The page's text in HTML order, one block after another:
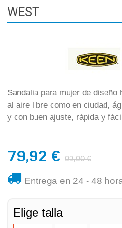
WEST
Sandalia para mujer de diseño
al aire libre como en ciudad,
y con buen ajuste, rápida y
79,92 € 99,90 €
Entrega en 24 - 48
Elige talla